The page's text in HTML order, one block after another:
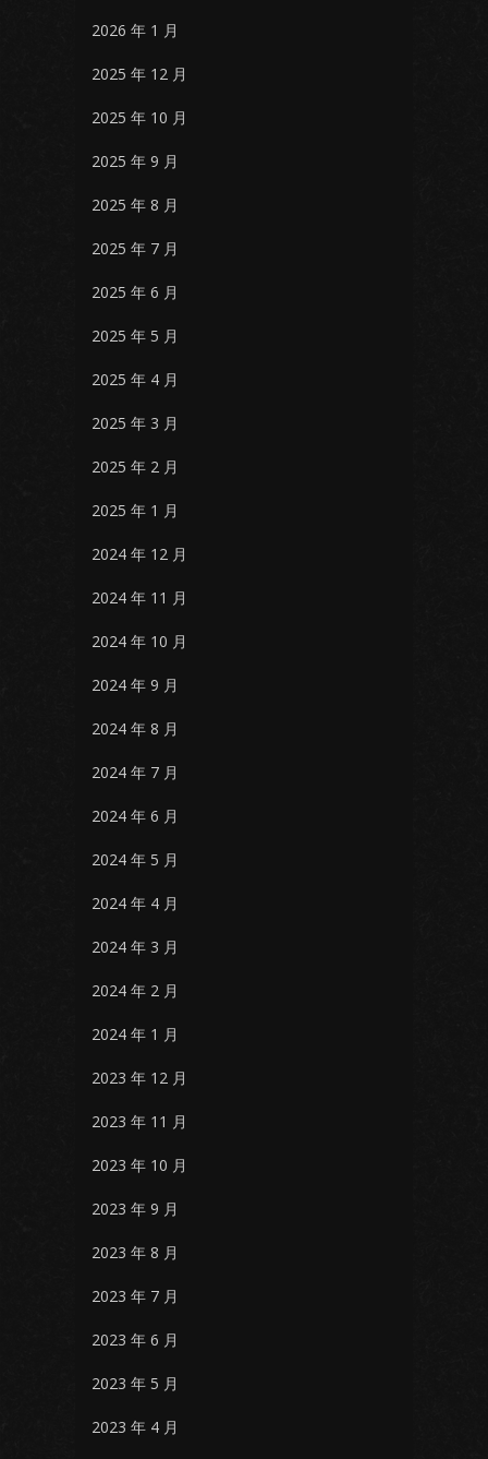
2026 年 1 月
2025 年 12 月
2025 年 10 月
2025 年 9 月
2025 年 8 月
2025 年 7 月
2025 年 6 月
2025 年 5 月
2025 年 4 月
2025 年 3 月
2025 年 2 月
2025 年 1 月
2024 年 12 月
2024 年 11 月
2024 年 10 月
2024 年 9 月
2024 年 8 月
2024 年 7 月
2024 年 6 月
2024 年 5 月
2024 年 4 月
2024 年 3 月
2024 年 2 月
2024 年 1 月
2023 年 12 月
2023 年 11 月
2023 年 10 月
2023 年 9 月
2023 年 8 月
2023 年 7 月
2023 年 6 月
2023 年 5 月
2023 年 4 月